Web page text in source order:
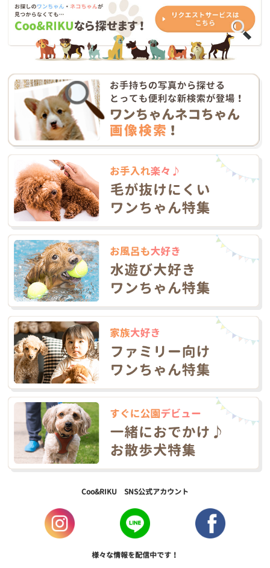
Coo&RIKU SNS公式アカウント
様々な情報を配信中です！